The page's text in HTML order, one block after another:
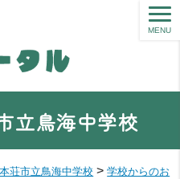
立鳥海中学校
MENU
荘市立鳥海中学校 >学校からのお